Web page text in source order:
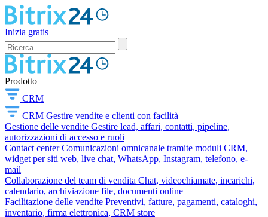
Inizia gratis
Prodotto
CRM
CRM Gestire vendite e clienti con facilità
Gestione delle vendite Gestire lead, affari, contatti, pipeline,
autorizzazioni di accesso e ruoli
Contact center Comunicazioni omnicanale tramite moduli CRM,
widget per siti web, live chat, WhatsApp, Instagram, telefono, e-
mail
Collaborazione del team di vendita Chat, videochiamate, incarichi,
calendario, archiviazione file, documenti online
Facilitazione delle vendite Preventivi, fatture, pagamenti, cataloghi,
inventario, firma elettronica, CRM store